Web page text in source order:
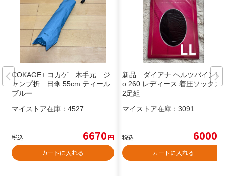
COKAGE+ コカゲ 木手元 ジ
ャンプ折 日傘 55cm ティール
ブルー
マイストア在庫： 4527
税込 6670円
カートに入れる
新品 ダイアナ ヘルツバインN
o.260 レディース 着圧ソックス
2足組
マイストア在庫： 3091
税込 6000
カートに入れる